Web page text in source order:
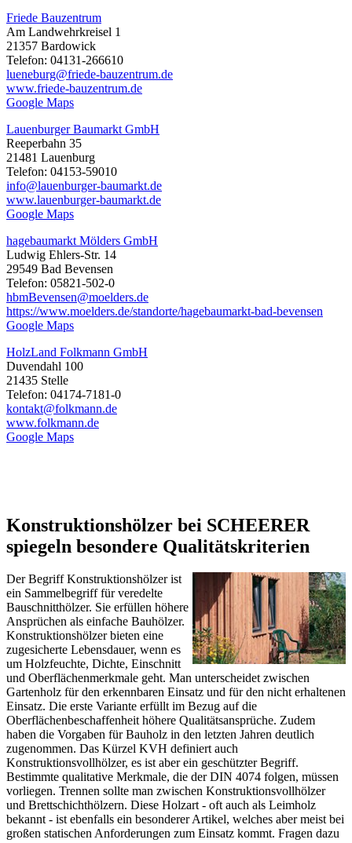
Friede Bauzentrum
Am Landwehrkreisel 1
21357 Bardowick
Telefon: 04131-266610
lueneburg@friede-bauzentrum.de
www.friede-bauzentrum.de
Google Maps
Lauenburger Baumarkt GmbH
Reeperbahn 35
21481 Lauenburg
Telefon: 04153-59010
info@lauenburger-baumarkt.de
www.lauenburger-baumarkt.de
Google Maps
hagebaumarkt Mölders GmbH
Ludwig Ehlers-Str. 14
29549 Bad Bevensen
Telefon: 05821-502-0
hbmBevensen@moelders.de
https://www.moelders.de/standorte/hagebaumarkt-bad-bevensen
Google Maps
HolzLand Folkmann GmbH
Duvendahl 100
21435 Stelle
Telefon: 04174-7181-0
kontakt@folkmann.de
www.folkmann.de
Google Maps
Konstruktionshölzer bei SCHEERER
spiegeln besondere Qualitätskriterien
Der Begriff Konstruktionshölzer ist
ein Sammelbegriff für veredelte
Bauschnitthölzer. Sie erfüllen höhere
Ansprüchen als einfache Bauhölzer.
Konstruktionshölzer bieten eine
zugesicherte Lebensdauer, wenn es
um Holzfeuchte, Dichte, Einschnitt
und Oberflächenmerkmale geht. Man unterscheidet zwischen
Gartenholz für den erkennbaren Einsatz und für den nicht erhaltenen
Einsatz. Die erste Variante erfüllt im Bezug auf die
Oberflächenbeschaffenheit höhere Qualitätsansprüche. Zudem
haben die Vorgaben für Bauholz in den letzten Jahren deutlich
zugenommen. Das Kürzel KVH definiert auch
Konstruktionsvollhölzer, es ist aber ein geschützter Begriff.
Bestimmte qualitative Merkmale, die der DIN 4074 folgen, müssen
vorliegen. Trennen sollte man zwischen Konstruktionsvollhölzer
und Brettschichthölzern. Diese Holzart - oft auch als Leimholz
bekannt - ist ebenfalls ein besonderer Artikel, welches aber meist bei
großen statischen Anforderungen zum Einsatz kommt. Fragen dazu